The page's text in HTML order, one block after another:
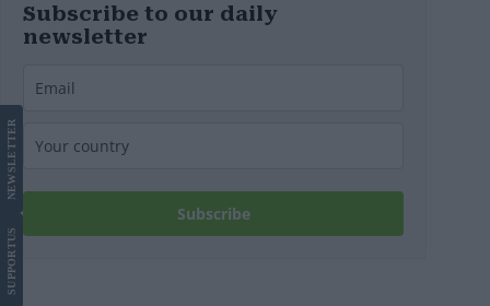
Subscribe to our daily
newsletter
Subscribe
SUPPORT
US
NEWS
LETTER